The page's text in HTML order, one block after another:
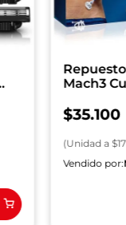
Mach3
$35.100
(Unidad a $
Vendido por: